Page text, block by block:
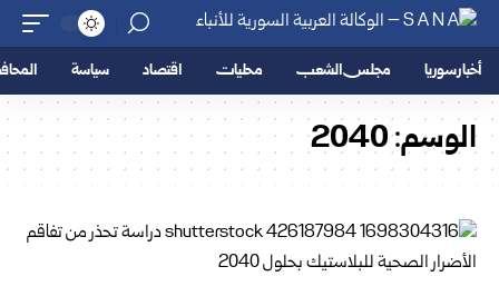
أخبار سوريا مجلس الشعب محليات اقتصاد سياسة
الوسم:2040